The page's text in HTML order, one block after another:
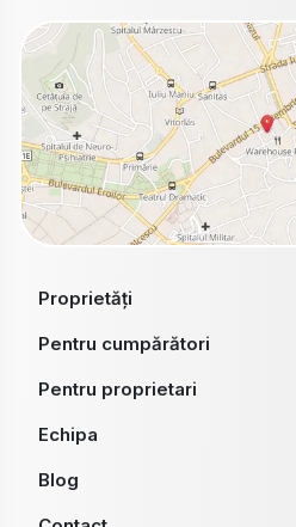
Proprietăți
Pentru cumpărători
Pentru proprietari
Echipa
Blog